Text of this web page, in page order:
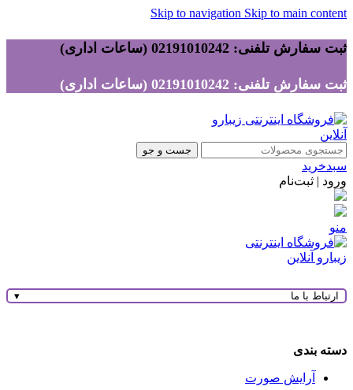
Skip to navigation Skip to main content
ثبت سفارش تلفنی: 02191010242 (ساعات اداری)
ثبت سفارش تلفنی: 02191010242 (ساعات اداری)
جست و جو
سبدخرید
ورود | ثبت‌نام
منو
ارتباط با ما ▾
دسته بندی
آرایش صورت